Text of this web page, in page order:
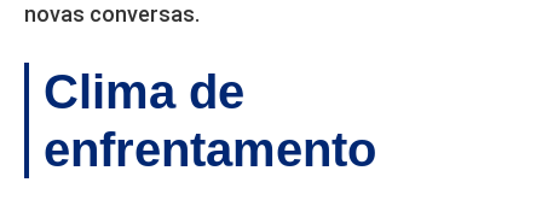
novas conversas.
Clima de
enfrentamento